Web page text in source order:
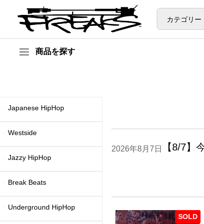
カテゴリー
商品を探す
【8/7】
2026年8月7日
SOLD
Japanese HipHop
Westside
Jazzy HipHop
Break Beats
Underground HipHop